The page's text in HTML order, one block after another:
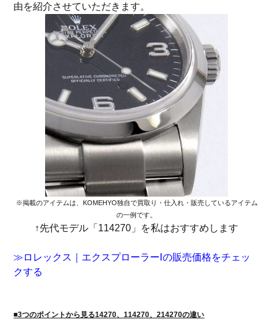
由を紹介させていただきます。
※掲載のアイテムは、KOMEHYO独自で買取り・仕入れ・販売しているアイテム
の一例です。
↑先代モデル「114270」を私はおすすめします
≫ロレックス｜エクスプローラーⅠの販売価格をチェッ
クする
■3つのポイントから見る14270、114270、214270の違い